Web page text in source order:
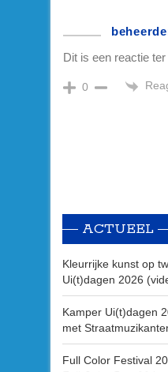
Dit is een reactie
0
ACTUEEL
Kleurrijke kunst op
Ui(t)dagen 2026
Kamper Ui(t)dagen
met
Full Color Festival